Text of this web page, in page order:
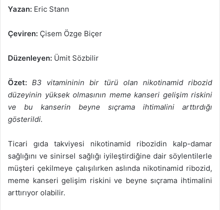
Yazan: Eric Stann
Çeviren: Çisem Özge Biçer
Düzenleyen: Ümit Sözbilir
Özet:B3 vitamininin bir türü olan nikotinamid ribozid
düzeyinin yüksek olmasının meme kanseri gelişim riskini
ve bu kanserin beyne sıçrama ihtimalini arttırdığı
gösterildi.
Ticari gıda takviyesi nikotinamid ribozidin kalp-damar
sağlığını ve sinirsel sağlığı iyileştirdiğine dair söylentilerle
müşteri çekilmeye çalışılırken aslında nikotinamid ribozid,
meme kanseri gelişim riskini ve beyne sıçrama ihtimalini
arttırıyor olabilir.